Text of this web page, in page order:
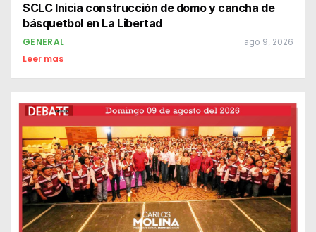
SCLC Inicia construcción de domo y cancha de
básquetbol en La Libertad
GENERAL ago 9, 2026
Leer mas